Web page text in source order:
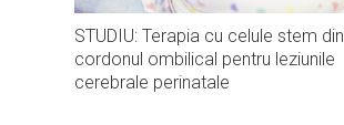
STUDIU: Terapia cu celule stem din
cordonul ombilical pentru leziunile
cerebrale perinatale